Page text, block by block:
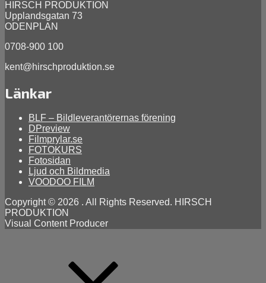
2026
HIRSCH PRODUKTION
Upplandsgatan 73
ODENPLAN
0708-900 100
kent@hirschproduktion.se
Länkar
BLF – Bildleverantörernas förening
DPreview
Filmprylar.se
FOTOKURS
Fotosidan
Ljud och Bildmedia
VOODOO FILM
Copyright © 2026 . All Rights Reserved. HIRSCH
PRODUKTION
Visual Content Producer